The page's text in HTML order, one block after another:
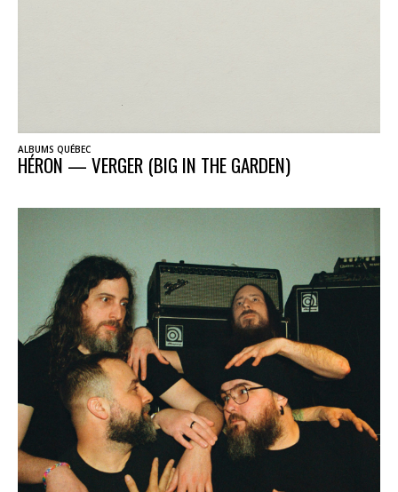
ALBUMS QUÉBEC
HÉRON — VERGER (BIG IN THE GARDEN)